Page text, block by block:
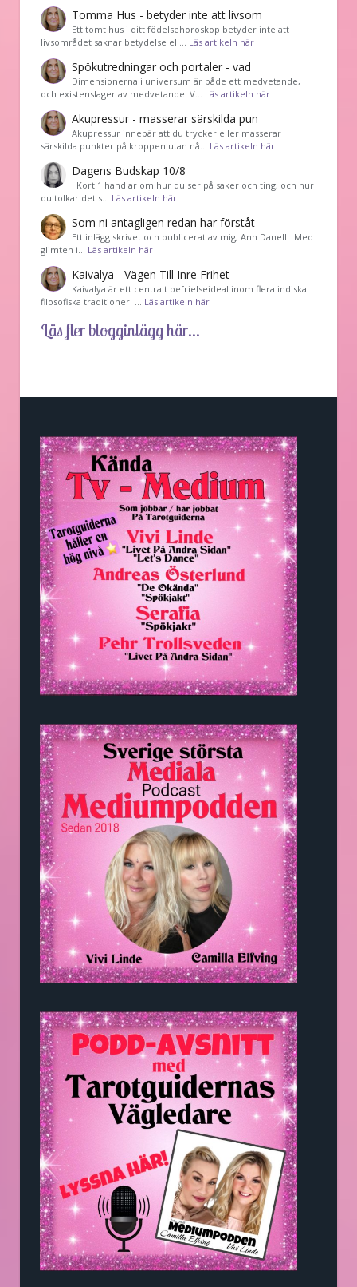
Tomma Hus - betyder inte att livsom
Ett tomt hus i ditt födelsehoroskop betyder inte att
livsområdet saknar betydelse ell… Läs artikeln här
Spökutredningar och portaler - vad
Dimensionerna i universum är både ett medvetande,
och existenslager av medvetande. V… Läs artikeln här
Akupressur - masserar särskilda pun
Akupressur innebär att du trycker eller masserar
särskilda punkter på kroppen utan nå… Läs artikeln här
Dagens Budskap 10/8
Kort 1 handlar om hur du ser på saker och ting, och hur
du tolkar det s… Läs artikeln här
Som ni antagligen redan har förståt
Ett inlägg skrivet och publicerat av mig, Ann Danell. Med
glimten i… Läs artikeln här
Kaivalya - Vägen Till Inre Frihet
Kaivalya är ett centralt befrielseideal inom flera indiska
filosofiska traditioner. … Läs artikeln här
Läs fler blogginlägg här...